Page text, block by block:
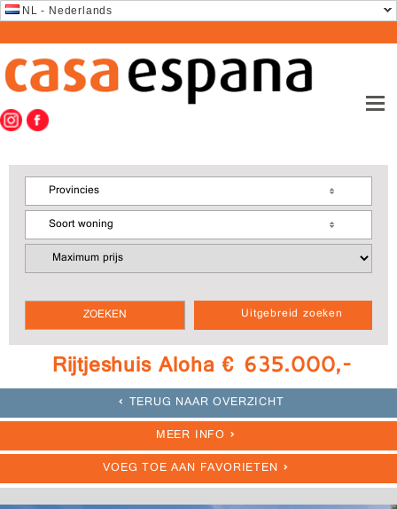
NL - Nederlands
Uitgebreid zoeken
Provincies
Soort woning
Rijtjeshuis Aloha € 635.000,-
TERUG NAAR OVERZICHT
MEER INFO
VOEG TOE AAN FAVORIETEN